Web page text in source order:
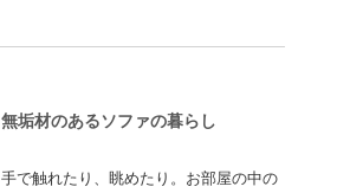
無垢材のあるソファの暮らし
手で触れたり、眺めたり。お部屋の中の